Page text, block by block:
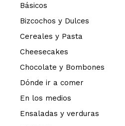
Básicos
Bizcochos y Dulces
Cereales y Pasta
Cheesecakes
Chocolate y Bombones
Dónde ir a comer
En los medios
Ensaladas y verduras